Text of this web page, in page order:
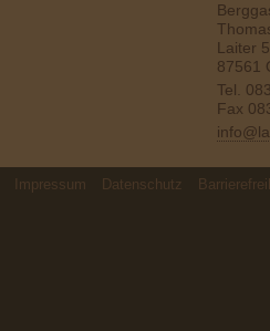
Laiter 5
87561
Tel.
Fax
Impressum Datenschutz